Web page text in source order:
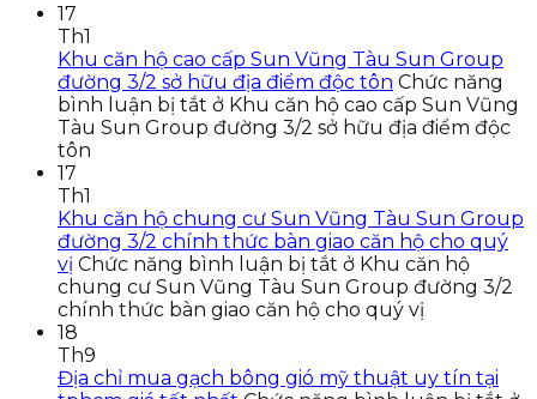
17
Th1
Khu căn hộ cao cấp Sun Vũng Tàu Sun Group
đường 3/2 sở hữu địa điểm độc tôn Chức năng
bình luận bị tắt ở Khu căn hộ cao cấp Sun Vũng
Tàu Sun Group đường 3/2 sở hữu địa điểm độc
tôn
17
Th1
Khu căn hộ chung cư Sun Vũng Tàu Sun Group
đường 3/2 chính thức bàn giao căn hộ cho quý
vị Chức năng bình luận bị tắt ở Khu căn hộ
chung cư Sun Vũng Tàu Sun Group đường 3/2
chính thức bàn giao căn hộ cho quý vị
18
Th9
Địa chỉ mua gạch bông gió mỹ thuật uy tín tại